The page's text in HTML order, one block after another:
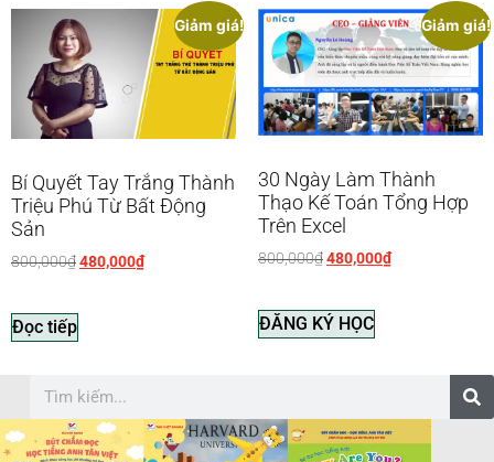
Giảm giá!
Bí Quyết Tay Trắng Thành
Triệu Phú Từ Bất Động
Sản
800,000₫480,000₫
Đọc tiếp
Giảm giá!
30 Ngày Làm Thành
Thạo Kế Toán Tổng Hợp
Trên Excel
800,000₫480,000₫
ĐĂNG KÝ HỌC